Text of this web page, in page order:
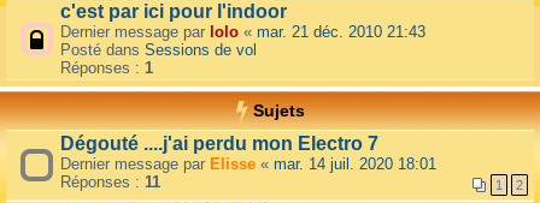
c'est par ici pour l'indoor
Dernier message par lolo « mar. 21 déc. 2010 21:43
Posté dans Sessions de vol
Réponses : 1
Sujets
Dégouté ....j'ai perdu mon Electro 7
Dernier message par Elisse « mar. 14 juil. 2020 18:01
Réponses : 11 1 2